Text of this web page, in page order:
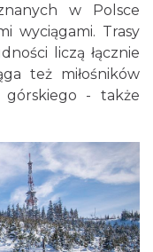
w Polsce
wyciągami. Trasy
liczą łącznie
też miłośników
górskiego - także